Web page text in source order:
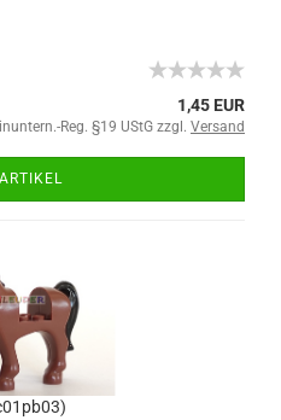
1,45 EUR
Reg. §19 UStG zzgl. Versand